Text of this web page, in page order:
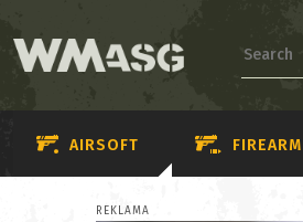
AIRSOFT FIREARM
REKLAMA